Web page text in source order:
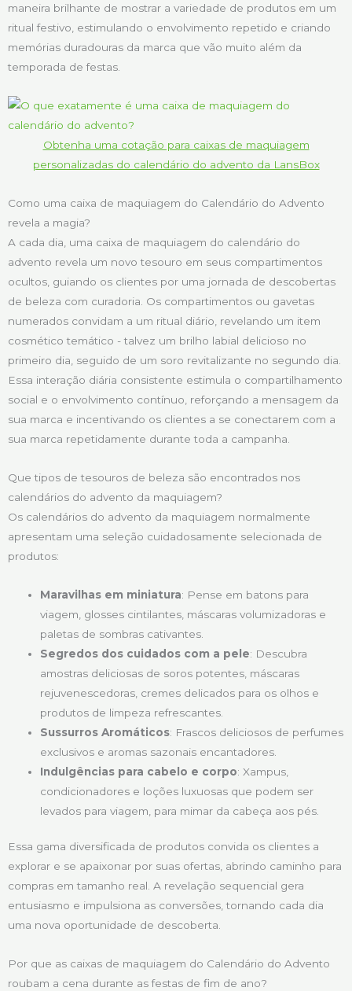
maneira brilhante de mostrar a variedade de produtos em um
ritual festivo, estimulando o envolvimento repetido e criando
memórias duradouras da marca que vão muito além da
temporada de festas.
Obtenha uma cotação para caixas de maquiagem
personalizadas do calendário do advento da LansBox
Como uma caixa de maquiagem do Calendário do Advento
revela a magia?
A cada dia, uma caixa de maquiagem do calendário do
advento revela um novo tesouro em seus compartimentos
ocultos, guiando os clientes por uma jornada de descobertas
de beleza com curadoria. Os compartimentos ou gavetas
numerados convidam a um ritual diário, revelando um item
cosmético temático - talvez um brilho labial delicioso no
primeiro dia, seguido de um soro revitalizante no segundo dia.
Essa interação diária consistente estimula o compartilhamento
social e o envolvimento contínuo, reforçando a mensagem da
sua marca e incentivando os clientes a se conectarem com a
sua marca repetidamente durante toda a campanha.
Que tipos de tesouros de beleza são encontrados nos
calendários do advento da maquiagem?
Os calendários do advento da maquiagem normalmente
apresentam uma seleção cuidadosamente selecionada de
produtos:
Maravilhas em miniatura: Pense em batons para
viagem, glosses cintilantes, máscaras volumizadoras e
paletas de sombras cativantes.
Segredos dos cuidados com a pele: Descubra
amostras deliciosas de soros potentes, máscaras
rejuvenescedoras, cremes delicados para os olhos e
produtos de limpeza refrescantes.
Sussurros Aromáticos: Frascos deliciosos de perfumes
exclusivos e aromas sazonais encantadores.
Indulgências para cabelo e corpo: Xampus,
condicionadores e loções luxuosas que podem ser
levados para viagem, para mimar da cabeça aos pés.
Essa gama diversificada de produtos convida os clientes a
explorar e se apaixonar por suas ofertas, abrindo caminho para
compras em tamanho real. A revelação sequencial gera
entusiasmo e impulsiona as conversões, tornando cada dia
uma nova oportunidade de descoberta.
Por que as caixas de maquiagem do Calendário do Advento
roubam a cena durante as festas de fim de ano?